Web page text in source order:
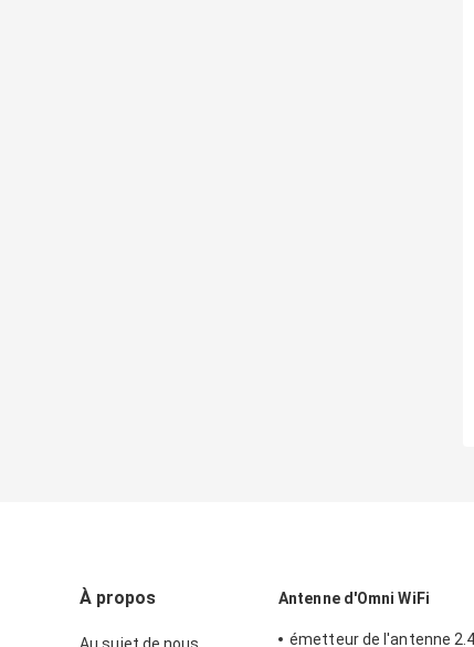
À propos
Au sujet de nous
Antenne d'Omni WiFi
émetteur de l'antenne